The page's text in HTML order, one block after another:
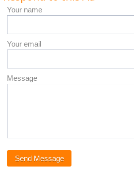
Your name
Your email
Message